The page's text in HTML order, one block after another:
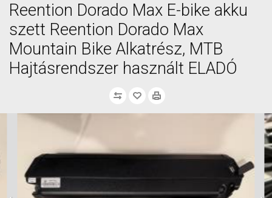
Reention Dorado Max E-bike akku
szett Reention Dorado Max
Mountain Bike Alkatrész, MTB
Hajtásrendszer használt ELADÓ